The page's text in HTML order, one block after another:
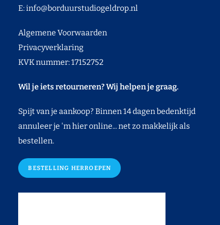
E:info@borduurstudiogeldrop.nl
Algemene Voorwaarden
Privacyverklaring
KVK nummer: 17152752
Wil je iets retourneren? Wij helpen je graag.
Spijt van je aankoop? Binnen 14 dagen bedenktijd
annuleer je 'm hier online... net zo makkelijk als
bestellen.
BESTELLING HERROEPEN